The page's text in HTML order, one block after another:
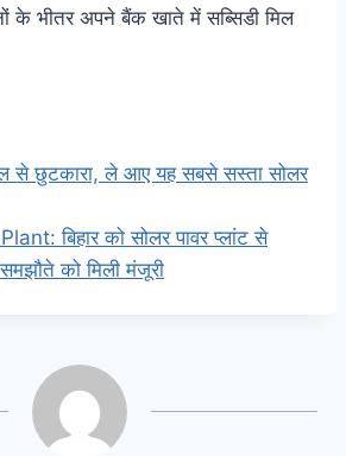
के भीतर अपने बैंक खाते में सब्सिडी मिल
से छुटकारा, ले आए यह सबसे सस्ता सोलर
बिहार को सोलर पावर प्लांट से
को मिली मंजूरी